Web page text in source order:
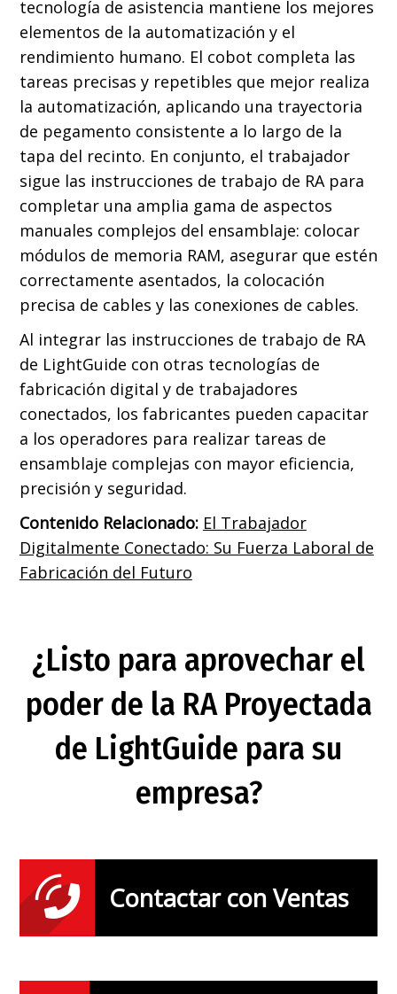
tecnología de asistencia mantiene los mejores
elementos de la automatización y el
rendimiento humano. El cobot completa las
tareas precisas y repetibles que mejor realiza
la automatización, aplicando una trayectoria
de pegamento consistente a lo largo de la
tapa del recinto. En conjunto, el trabajador
sigue las instrucciones de trabajo de RA para
completar una amplia gama de aspectos
manuales complejos del ensamblaje: colocar
módulos de memoria RAM, asegurar que estén
correctamente asentados, la colocación
precisa de cables y las conexiones de cables.
Al integrar las instrucciones de trabajo de RA
de LightGuide con otras tecnologías de
fabricación digital y de trabajadores
conectados, los fabricantes pueden capacitar
a los operadores para realizar tareas de
ensamblaje complejas con mayor eficiencia,
precisión y seguridad.
Contenido Relacionado: El Trabajador
Digitalmente Conectado: Su Fuerza Laboral de
Fabricación del Futuro
¿Listo para aprovechar el
poder de la RA Proyectada
de LightGuide para su
empresa?
Contactar con Ventas